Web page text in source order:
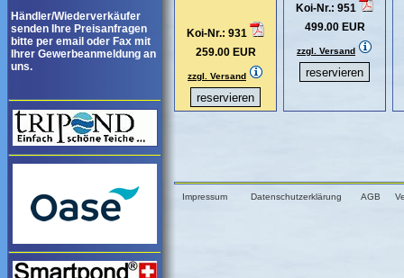
Händler/Wiederverkäufer
senden Ihre Preisanfragen
bitte per email oder Fax mit
Ihrer Gewerbeanmeldung an
uns.
Koi-Nr.: 931
259.00 EUR
zzgl. Versand
Koi-Nr.: 951
499.00 EUR
zzgl. Versand
Impressum Datenschutzerklärung AGB